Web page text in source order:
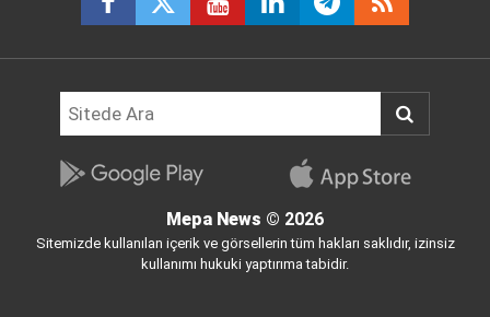
Mepa News © 2026
Sitemizde kullanılan içerik ve görsellerin tüm hakları saklıdır, izinsiz
kullanımı hukuki yaptırıma tabidir.